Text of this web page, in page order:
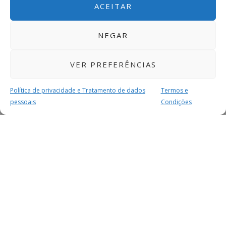
ACEITAR
NEGAR
VER PREFERÊNCIAS
Política de privacidade e Tratamento de dados
pessoais
Termos e
Condições